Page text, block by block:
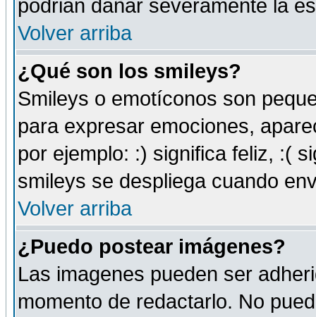
podrian dañar severamente la
Volver arriba
¿Qué son los smileys?
Smileys o emotíconos son
para expresar emociones,
por ejemplo: :) significa feliz, :(
smileys se despliega cuando
Volver arriba
¿Puedo postear imágenes?
Las imagenes pueden ser
momento de redactarlo. No